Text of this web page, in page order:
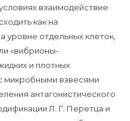
взаимодействие
как на
уровне отдельных клеток,
«вибрионы-
и плотных
микробными взвесями
антагонистического
Л. Г. Перетца и